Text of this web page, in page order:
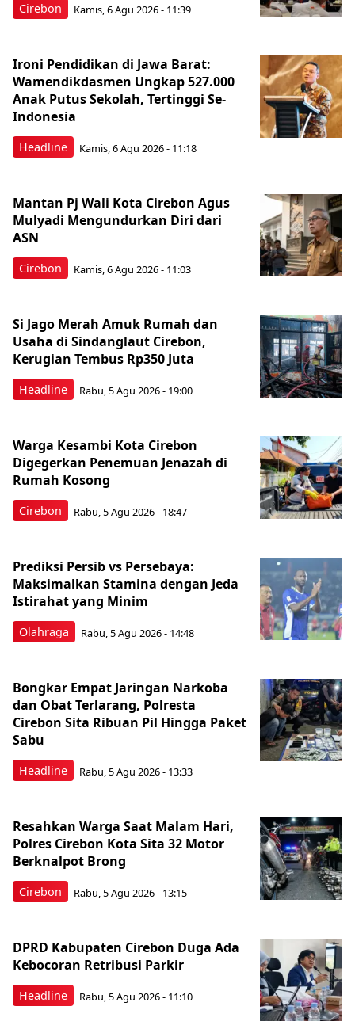
Cirebon Kamis, 6 Agu 2026 - 11:39
Headline
Ironi Pendidikan di Jawa Barat:
Wamendikdasmen Ungkap 527.000
Anak Putus Sekolah, Tertinggi Se-
Indonesia
Kamis, 6 Agu 2026 - 11:18
Cirebon
Mantan Pj Wali Kota Cirebon Agus
Mulyadi Mengundurkan Diri dari
ASN
Kamis, 6 Agu 2026 - 11:03
Headline
Si Jago Merah Amuk Rumah dan
Usaha di Sindanglaut Cirebon,
Kerugian Tembus Rp350 Juta
Rabu, 5 Agu 2026 - 19:00
Cirebon
Warga Kesambi Kota Cirebon
Digegerkan Penemuan Jenazah di
Rumah Kosong
Rabu, 5 Agu 2026 - 18:47
Olahraga
Prediksi Persib vs Persebaya:
Maksimalkan Stamina dengan Jeda
Istirahat yang Minim
Rabu, 5 Agu 2026 - 14:48
Headline
Bongkar Empat Jaringan Narkoba
dan Obat Terlarang, Polresta
Cirebon Sita Ribuan Pil Hingga Paket
Sabu
Rabu, 5 Agu 2026 - 13:33
Cirebon
Resahkan Warga Saat Malam Hari,
Polres Cirebon Kota Sita 32 Motor
Berknalpot Brong
Rabu, 5 Agu 2026 - 13:15
Headline
DPRD Kabupaten Cirebon Duga Ada
Kebocoran Retribusi Parkir
Rabu, 5 Agu 2026 - 11:10